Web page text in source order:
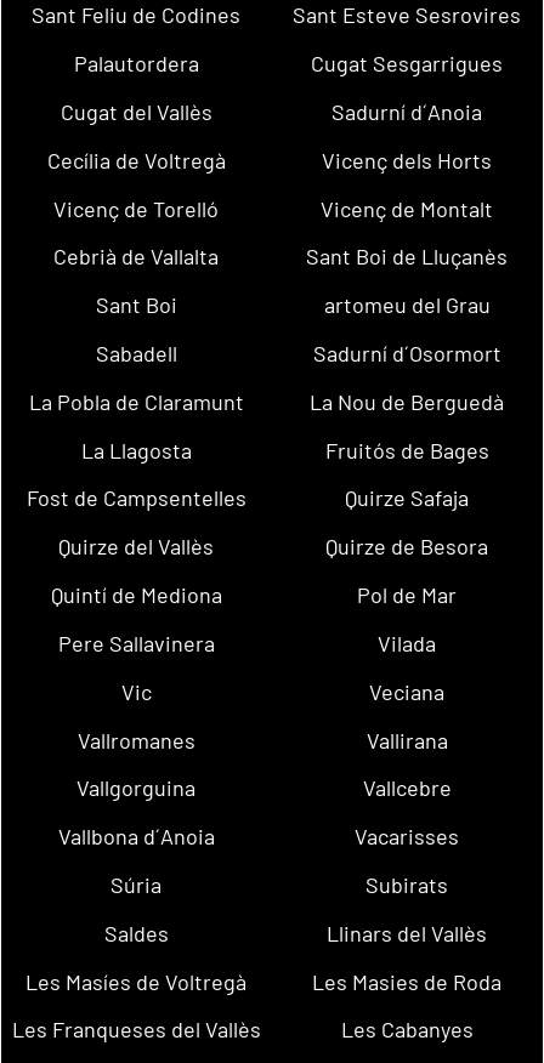
Sant Feliu de Codines
Sant Esteve Sesrovires
Palautordera
Cugat Sesgarrigues
Cugat del Vallès
Sadurní d´Anoia
Cecília de Voltregà
Vicenç dels Horts
Vicenç de Torelló
Vicenç de Montalt
Cebrià de Vallalta
Sant Boi de Lluçanès
Sant Boi
artomeu del Grau
Sabadell
Sadurní d´Osormort
La Pobla de Claramunt
La Nou de Berguedà
La Llagosta
Fruitós de Bages
Fost de Campsentelles
Quirze Safaja
Quirze del Vallès
Quirze de Besora
Quintí de Mediona
Pol de Mar
Pere Sallavinera
Vilada
Vic
Veciana
Vallromanes
Vallirana
Vallgorguina
Vallcebre
Vallbona d´Anoia
Vacarisses
Súria
Subirats
Saldes
Llinars del Vallès
Les Masíes de Voltregà
Les Masies de Roda
Les Franqueses del Vallès
Les Cabanyes